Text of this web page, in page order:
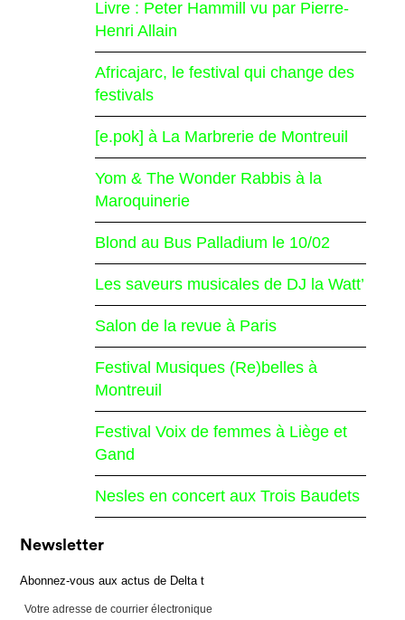
Livre : Peter Hammill vu par Pierre-
Henri Allain
Africajarc, le festival qui change des
festivals
[e.pok] à La Marbrerie de Montreuil
Yom & The Wonder Rabbis à la
Maroquinerie
Blond au Bus Palladium le 10/02
Les saveurs musicales de DJ la Watt’
Salon de la revue à Paris
Festival Musiques (Re)belles à
Montreuil
Festival Voix de femmes à Liège et
Gand
Nesles en concert aux Trois Baudets
Newsletter
Abonnez-vous aux actus de Delta t